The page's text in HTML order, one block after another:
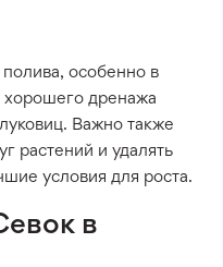
особенно в
дренажа
Важно также
растений и удалять
условия для роста.
в